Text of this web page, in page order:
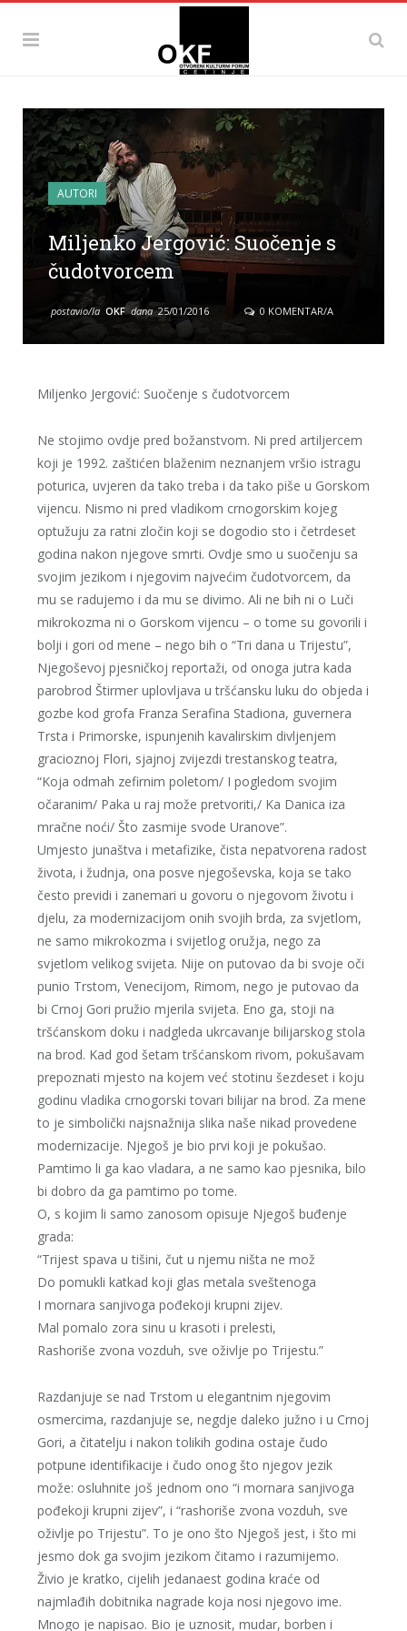
AUTORI
Miljenko Jergović: Suočenje s
čudotvorcem
postavio/la OKF dana 25/01/2016 0 KOMENTAR/A
Miljenko Jergović: Suočenje s čudotvorcem
Ne stojimo ovdje pred božanstvom. Ni pred artiljercem
koji je 1992. zaštićen blaženim neznanjem vršio istragu
poturica, uvjeren da tako treba i da tako piše u Gorskom
vijencu. Nismo ni pred vladikom crnogorskim kojeg
optužuju za ratni zločin koji se dogodio sto i četrdeset
godina nakon njegove smrti. Ovdje smo u suočenju sa
svojim jezikom i njegovim najvećim čudotvorcem, da
mu se radujemo i da mu se divimo. Ali ne bih ni o Luči
mikrokozma ni o Gorskom vijencu – o tome su govorili i
bolji i gori od mene – nego bih o “Tri dana u Trijestu”,
Njegoševoj pjesničkoj reportaži, od onoga jutra kada
parobrod Štirmer uplovljava u tršćansku luku do objeda i
gozbe kod grofa Franza Serafina Stadiona, guvernera
Trsta i Primorske, ispunjenih kavalirskim divljenjem
gracioznoj Flori, sjajnoj zvijezdi trestanskog teatra,
“Koja odmah zefirnim poletom/ I pogledom svojim
očaranim/ Paka u raj može pretvoriti,/ Ka Danica iza
mračne noći/ Što zasmije svode Uranove”.
Umjesto junaštva i metafizike, čista nepatvorena radost
života, i žudnja, ona posve njegoševska, koja se tako
često previdi i zanemari u govoru o njegovom životu i
djelu, za modernizacijom onih svojih brda, za svjetlom,
ne samo mikrokozma i svijetlog oružja, nego za
svjetlom velikog svijeta. Nije on putovao da bi svoje oči
punio Trstom, Venecijom, Rimom, nego je putovao da
bi Crnoj Gori pružio mjerila svijeta. Eno ga, stoji na
tršćanskom doku i nadgleda ukrcavanje bilijarskog stola
na brod. Kad god šetam tršćanskom rivom, pokušavam
prepoznati mjesto na kojem već stotinu šezdeset i koju
godinu vladika crnogorski tovari bilijar na brod. Za mene
to je simbolički najsnažnija slika naše nikad provedene
modernizacije. Njegoš je bio prvi koji je pokušao.
Pamtimo li ga kao vladara, a ne samo kao pjesnika, bilo
bi dobro da ga pamtimo po tome.
O, s kojim li samo zanosom opisuje Njegoš buđenje
grada:
“Trijest spava u tišini, čut u njemu ništa ne mož
Do pomukli katkad koji glas metala sveštenoga
I mornara sanjivoga pođekoji krupni zijev.
Mal pomalo zora sinu u krasoti i prelesti,
Rashoriše zvona vozduh, sve oživlje po Trijestu.”
Razdanjuje se nad Trstom u elegantnim njegovim
osmercima, razdanjuje se, negdje daleko južno i u Crnoj
Gori, a čitatelju i nakon tolikih godina ostaje čudo
potpune identifikacije i čudo onog što njegov jezik
može: osluhnite još jednom ono “i mornara sanjivoga
pođekoji krupni zijev”, i “rashoriše zvona vozduh, sve
oživlje po Trijestu”. To je ono što Njegoš jest, i što mi
jesmo dok ga svojim jezikom čitamo i razumijemo.
Živio je kratko, cijelih jedanaest godina kraće od
najmlađih dobitnika nagrade koja nosi njegovo ime.
Mnogo je napisao. Bio je uznosit, mudar, borben i